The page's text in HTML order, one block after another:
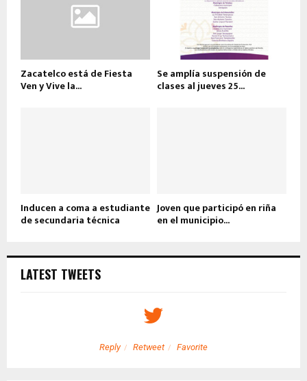
Zacatelco está de Fiesta
Ven y Vive la...
Se amplía suspensión de
clases al jueves 25...
Inducen a coma a estudiante
de secundaria técnica
Joven que participó en riña
en el municipio...
LATEST TWEETS
Reply Retweet Favorite